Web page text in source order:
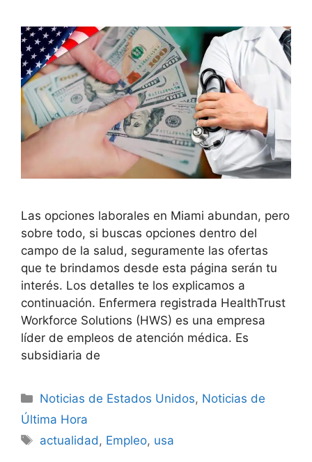
Las opciones laborales en Miami abundan, pero
sobre todo, si buscas opciones dentro del
campo de la salud, seguramente las ofertas
que te brindamos desde esta página serán tu
interés. Los detalles te los explicamos a
continuación. Enfermera registrada HealthTrust
Workforce Solutions (HWS) es una empresa
líder de empleos de atención médica. Es
subsidiaria de
Categories
Noticias de Estados Unidos, Noticias de
Última Hora
Tags
actualidad , Empleo, usa